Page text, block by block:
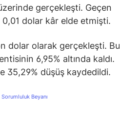
gerçekleşti. Geçen
0,01 dolar kâr elde etmişti.
dolar olarak gerçekleşti. Bu
6,95% altında kaldı.
35,29% düşüş kaydedildi.
Beyanı